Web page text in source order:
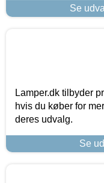
Se
Lamper.dk tilbyder
hvis du køber for
deres udvalg.
Se